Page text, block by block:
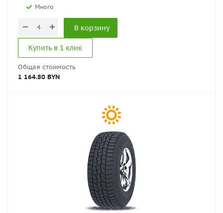
Много
В корзину
Купить в 1 клик
Общая стоимость
1 164.80 BYN